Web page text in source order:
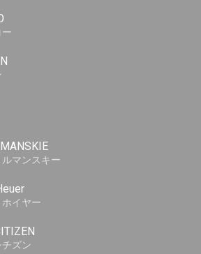
ルマンスキー
ホイヤー
ズン